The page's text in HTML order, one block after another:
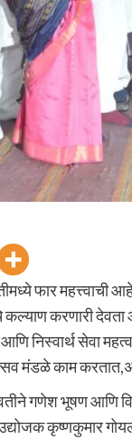
फार
कल्याण करणारी
आणि निस्वार्थ सेवा
मंडळे काम
गणेश भूषण आणि
कृष्णकुमार